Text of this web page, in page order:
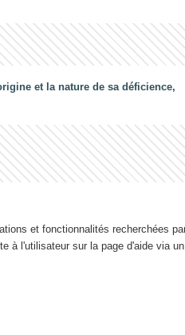
et la nature de sa déficience,
et fonctionnalités recherchées
à l'utilisateur sur la page d'aide via